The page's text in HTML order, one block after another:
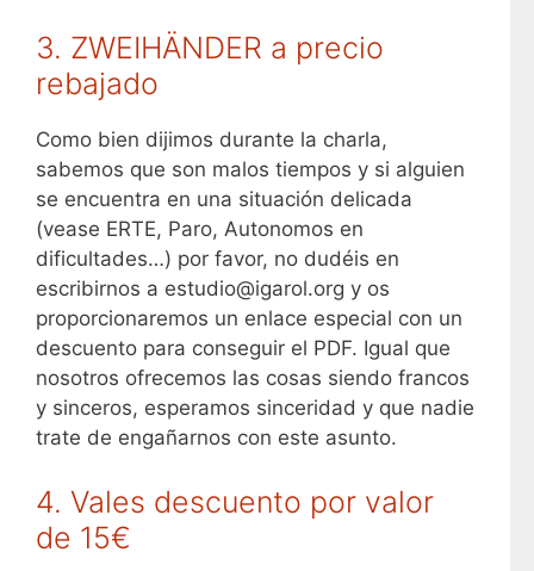
3. ZWEIHÄNDER a precio
rebajado
Como bien dijimos durante la charla,
sabemos que son malos tiempos y si alguien
se encuentra en una situación delicada
(vease ERTE, Paro, Autonomos en
dificultades…) por favor, no dudéis en
escribirnos a estudio@igarol.org y os
proporcionaremos un enlace especial con un
descuento para conseguir el PDF. Igual que
nosotros ofrecemos las cosas siendo francos
y sinceros, esperamos sinceridad y que nadie
trate de engañarnos con este asunto.
4. Vales descuento por valor
de 15€